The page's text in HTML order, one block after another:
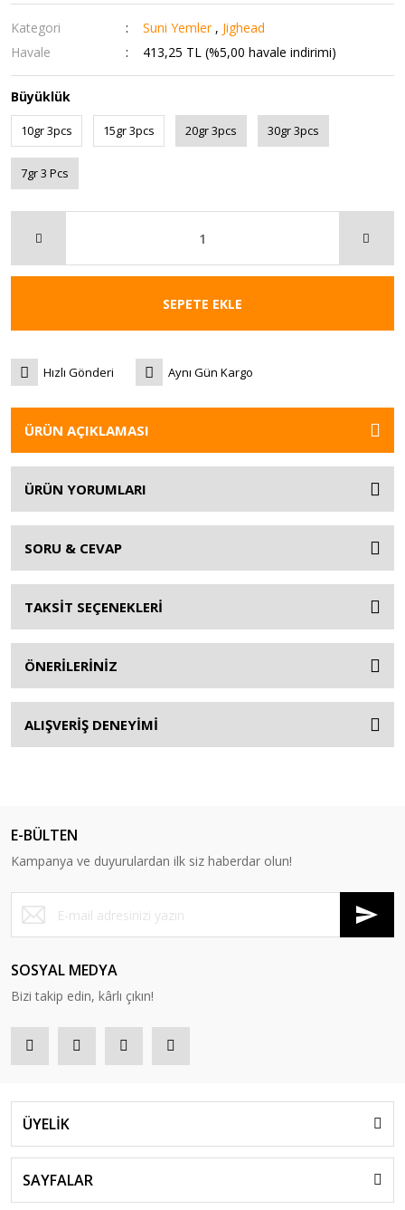
Kategori Suni Yemler , Jighead
Havale
413,25 TL (%5,00 havale indirimi)
Büyüklük
10gr 3pcs 15gr 3pcs 20gr 3pcs 30gr 3pcs
7gr 3 Pcs
SEPETE EKLE
Hızlı Gönderi Aynı Gün Kargo
ÜRÜN AÇIKLAMASI
ÜRÜN YORUMLARI
SORU & CEVAP
TAKSİT SEÇENEKLERİ
ÖNERİLERİNİZ
ALIŞVERİŞ DENEYİMİ
E-BÜLTEN
Kampanya ve duyurulardan ilk siz haberdar olun!
SOSYAL MEDYA
Bizi takip edin, kârlı çıkın!
ÜYELİK
SAYFALAR